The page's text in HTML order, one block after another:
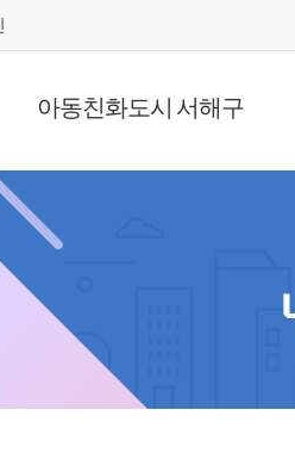
아동친화도시 서해구